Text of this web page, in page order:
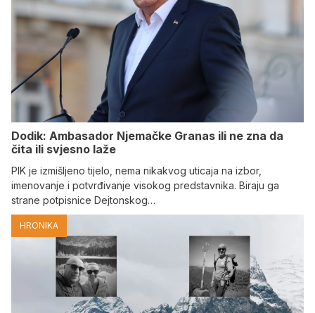
Dodik: Ambasador Njemačke Granas ili ne zna da
čita ili svjesno laže
PIK je izmišljeno tijelo, nema nikakvog uticaja na izbor,
imenovanje i potvrđivanje visokog predstavnika. Biraju ga
strane potpisnice Dejtonskog…
HRONIKA